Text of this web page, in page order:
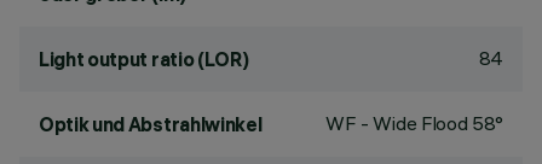
Light output ratio (LOR) 84
Optik und Abstrahlwinkel WF - Wide Flood 58°